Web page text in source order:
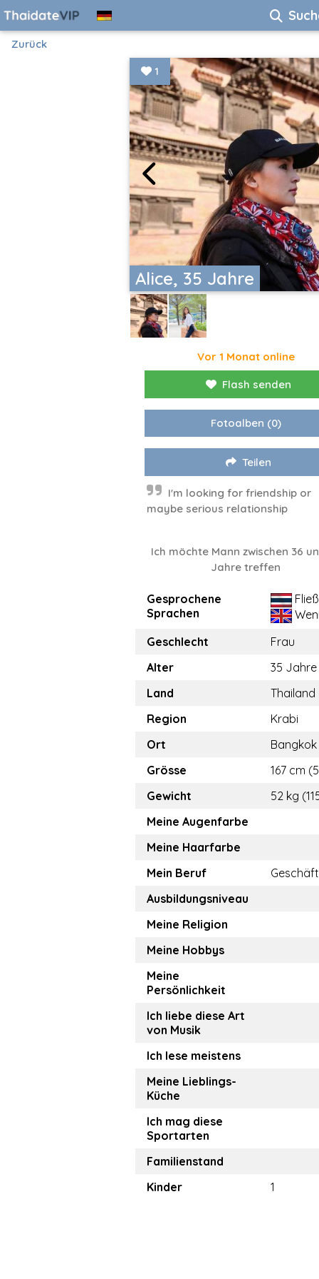
Zurück
Alice, 35 Jahre
1
Vor 1 Monat online
Flash senden
Fotoalben (0)
Teilen
I'm looking for friendship or
maybe serious relationship
Ich möchte Mann zwischen 36
Jahre treffen
Gesprochene
Sprachen
Geschlecht
Frau
Alter
35 Jahre
Land
Thailand
Region
Krabi
Ort
Bangkok
Grösse
167 cm
Gewicht
52 kg
Meine Augenfarbe
Meine Haarfarbe
Mein Beruf
Ausbildungsniveau
Meine Religion
Meine Hobbys
Meine
Persönlichkeit
Ich liebe diese Art
von Musik
Ich lese meistens
Meine Lieblings-
Küche
Ich mag diese
Sportarten
Familienstand
Kinder
1